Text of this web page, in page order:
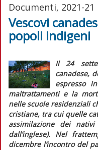
Documenti, 2021-21
Vescovi
popoli indigeni
Il 24
canadese,
espresso
maltrattamenti e la
nelle scuole residenziali
cristiane, tra cui quelle
assimilazione dei
dall’inglese). Nel
dicembre l’incontro del